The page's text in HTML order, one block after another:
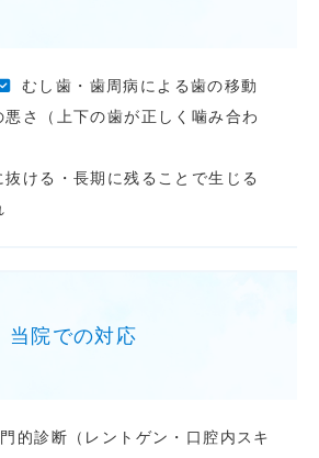
むし歯・歯周病による歯の移動
悪さ（上下の歯が正しく噛み合わ
ける・長期に残ることで生じる
当院での対応
的診断（レントゲン・口腔内スキ